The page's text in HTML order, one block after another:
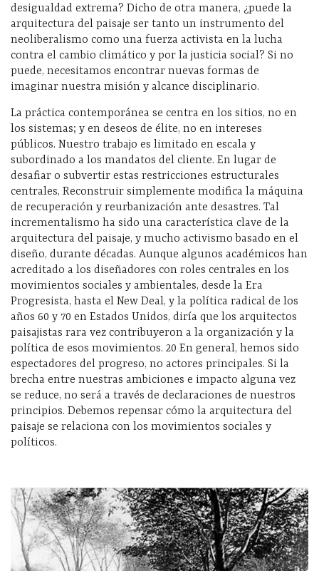
desigualdad extrema? Dicho de otra manera, ¿puede la
arquitectura del paisaje ser tanto un instrumento del
neoliberalismo como una fuerza activista en la lucha
contra el cambio climático y por la justicia social? Si no
puede, necesitamos encontrar nuevas formas de
imaginar nuestra misión y alcance disciplinario.
La práctica contemporánea se centra en los sitios, no en
los sistemas; y en deseos de élite, no en intereses
públicos. Nuestro trabajo es limitado en escala y
subordinado a los mandatos del cliente. En lugar de
desafiar o subvertir estas restricciones estructurales
centrales, Reconstruir simplemente modifica la máquina
de recuperación y reurbanización ante desastres. Tal
incrementalismo ha sido una característica clave de la
arquitectura del paisaje, y mucho activismo basado en el
diseño, durante décadas. Aunque algunos académicos han
acreditado a los diseñadores con roles centrales en los
movimientos sociales y ambientales, desde la Era
Progresista, hasta el New Deal, y la política radical de los
años 60 y 70 en Estados Unidos, diría que los arquitectos
paisajistas rara vez contribuyeron a la organización y la
política de esos movimientos. 20 En general, hemos sido
espectadores del progreso, no actores principales. Si la
brecha entre nuestras ambiciones e impacto alguna vez
se reduce, no será a través de declaraciones de nuestros
principios. Debemos repensar cómo la arquitectura del
paisaje se relaciona con los movimientos sociales y
políticos.